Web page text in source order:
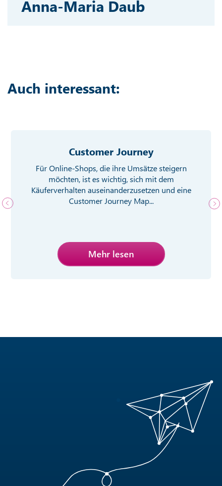
Anna-Maria Daub
Auch interessant:
Customer Journey
Für Online-Shops, die ihre Umsätze steigern
möchten, ist es wichtig, sich mit dem
Käuferverhalten auseinanderzusetzen und eine
Customer Journey Map...
Mehr lesen